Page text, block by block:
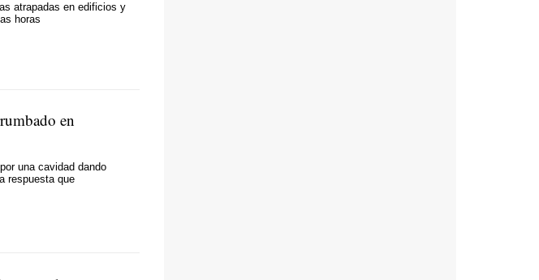
atrapadas en edificios y
horas
en
una cavidad dando
respuesta que